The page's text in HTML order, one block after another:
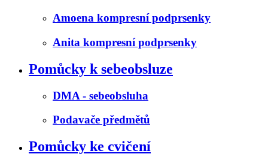
Amoena kompresní podprsenky
Anita kompresní podprsenky
Pomůcky k sebeobsluze
DMA - sebeobsluha
Podavače předmětů
Pomůcky ke cvičení